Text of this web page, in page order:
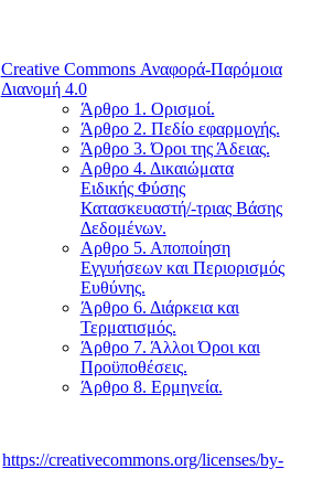
Creative Commons Αναφορά-Παρόμοια
Διανομή 4.0
Άρθρο 1. Ορισμοί.
Άρθρο 2. Πεδίο εφαρμογής.
Άρθρο 3. Όροι της Άδειας.
Αρθρο 4. Δικαιώματα
Ειδικής Φύσης
Κατασκευαστή/-τριας Βάσης
Δεδομένων.
Αρθρο 5. Αποποίηση
Εγγυήσεων και Περιορισμός
Ευθύνης.
Άρθρο 6. Διάρκεια και
Τερματισμός.
Άρθρο 7. Άλλοι Όροι και
Προϋποθέσεις.
Άρθρο 8. Ερμηνεία.
https://creativecommons.org/licenses/by-